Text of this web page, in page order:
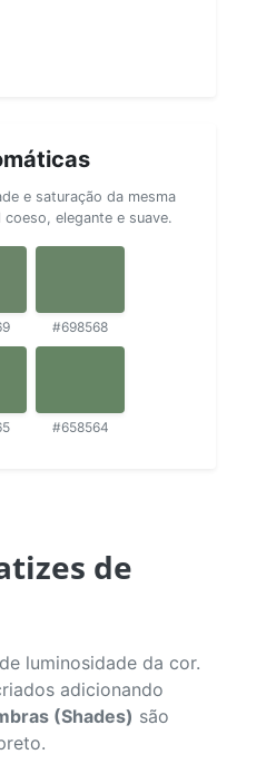
e saturação da mesma
elegante e suave.
#698568
#658564
de
luminosidade da cor.
adicionando
(Shades) são